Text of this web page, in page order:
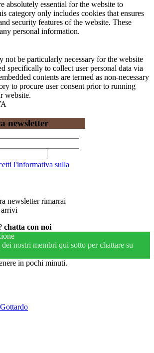
absolutely essential for the website to
category only includes cookies that ensures
security features of the website. These
personal information.
not be particularly necessary for the website
specifically to collect user personal data via
contents are termed as non-necessary
to procure user consent prior to running
website.
newsletter
l'informativa sulla
newsletter rimarrai
chatta con noi
nostri membri qui sotto per chattare su
in pochi minuti.